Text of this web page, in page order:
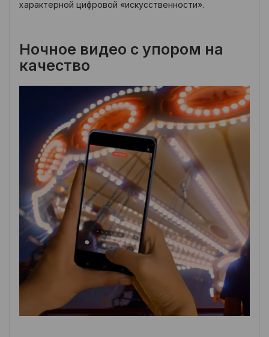
характерной цифровой «искусственности».
Ночное видео с упором на
качество